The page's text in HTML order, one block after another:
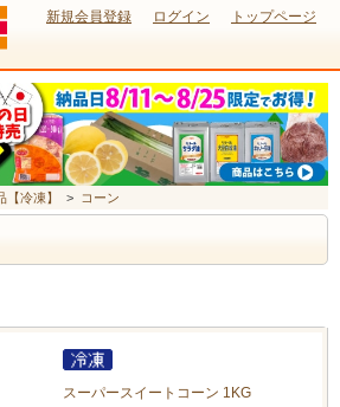
新規会員登録 ログイン トップページ
【冷凍】 > コーン
スーパースイートコーン 1KG